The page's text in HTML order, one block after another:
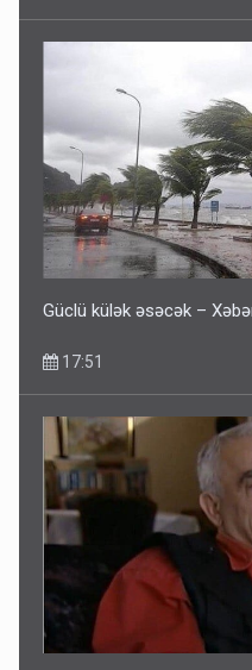
Fırıldaqçıların yeni silahı:
əvvəl diqqətli olun
10:56
Güclü külək əsəcək –
17:51